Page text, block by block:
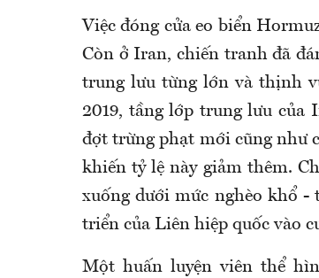
Việc đóng cửa eo biển
Còn ở Iran, chiến tranh đã
trung lưu từng lớn và thịnh
2019, tầng lớp trung lưu của
đợt trừng phạt mới cũng như
khiến tỷ lệ này giảm thêm.
xuống dưới mức nghèo khổ -
triển của Liên hiệp quốc vào
Một huấn luyện viên thể